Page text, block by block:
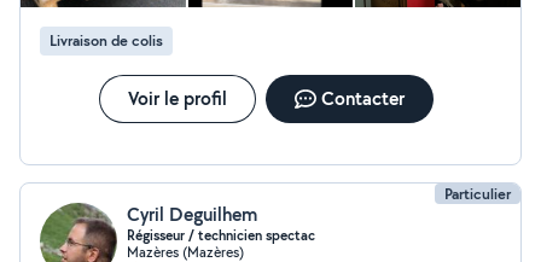
Livraison de colis
Voir le profil Contacter
Particulier
Cyril Deguilhem
Régisseur / technicien spectac
Mazères (Mazères)